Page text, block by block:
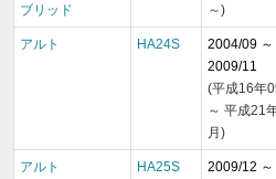
ブリッド
～)
アルト HA24S
2004/09 ～
2009/11
(平成16年
～ 平成21
月)
アルト HA25S
2009/12 ～